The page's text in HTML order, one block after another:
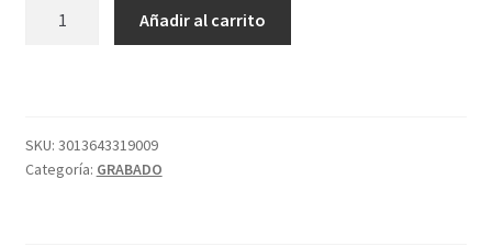
CHARBONNEL
cantidad
Añadir al carrito
SKU: 3013643319009
Categoría: GRABADO